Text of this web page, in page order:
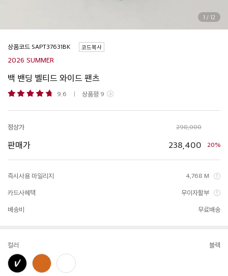
1 / 12
상품코드 코드복사
2026 SUMMER
백 밴딩 벨티드 와이드 팬츠
9.6 상품평 9
정상가 298,000
판매가 238,400 20%
즉시사용 마일리지 4,768 M
카드사혜택 무이자할부
배송비 무료배송
컬러 블랙